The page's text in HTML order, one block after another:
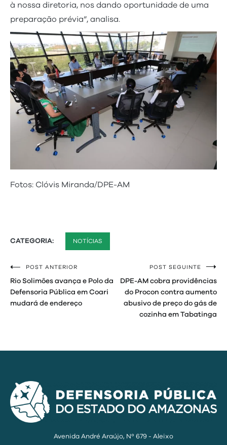
à nossa diretoria, nos dando oportunidade de uma
preparação prévia”, analisa.
Fotos: Clóvis Miranda/DPE-AM
CATEGORIA: NOTÍCIAS
Navegação
de
Post
POST ANTERIOR
Rio Solimões avança e Polo da
Defensoria Pública em Coari
mudará de endereço
POST SEGUINTE
DPE-AM cobra providências
do Procon contra aumento
abusivo de preço do gás de
cozinha em Tabatinga
Avenida André Araújo, Nº 679 - Aleixo